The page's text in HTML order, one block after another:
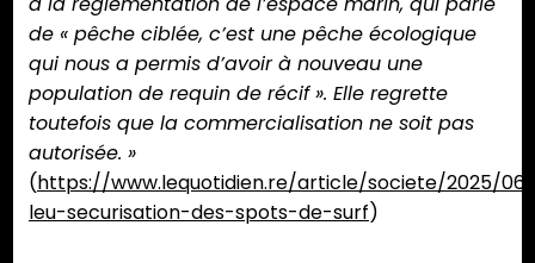
de « pêche ciblée, c’est une pêche écologique
qui nous a permis d’avoir à nouveau une
population de requin de récif ». Elle regrette
toutefois que la commercialisation ne soit pas
autorisée. »
(https://www.lequotidien.re/article/societe/2025/
leu-securisation-des-spots-de-surf)